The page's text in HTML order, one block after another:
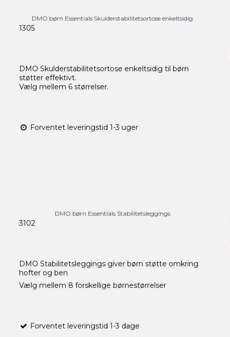
DMO børn Essentials Skulderstabilitetsortose enkeltsidig
1305
DMO Skulderstabilitetsortose enkeltsidig til børn
støtter effektivt.
Vælg mellem 6 størrelser.
Forventet leveringstid 1-3 uger
DMO børn Essentials Stabilitetsleggings
3102
DMO Stabilitetsleggings giver børn støtte omkring
hofter og ben
Vælg mellem 8 forskellige børnestørrelser
Forventet leveringstid 1-3 dage